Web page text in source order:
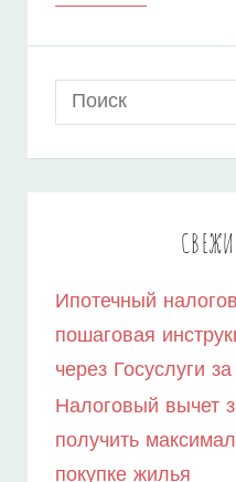
И
ИЗБАВЛЕНИЮ
ОТ
Search
for:
Ипотечный
пошаговая
через Госуслуги
Налоговый вычет
получить
покупке жилья